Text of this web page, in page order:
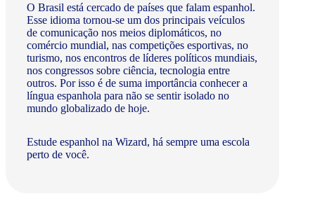
O Brasil está cercado de países que falam espanhol.
Esse idioma tornou-se um dos principais veículos
de comunicação nos meios diplomáticos, no
comércio mundial, nas competições esportivas, no
turismo, nos encontros de líderes políticos mundiais,
nos congressos sobre ciência, tecnologia entre
outros. Por isso é de suma importância conhecer a
língua espanhola para não se sentir isolado no
mundo globalizado de hoje.
Estude espanhol na Wizard, há sempre uma escola
perto de você.